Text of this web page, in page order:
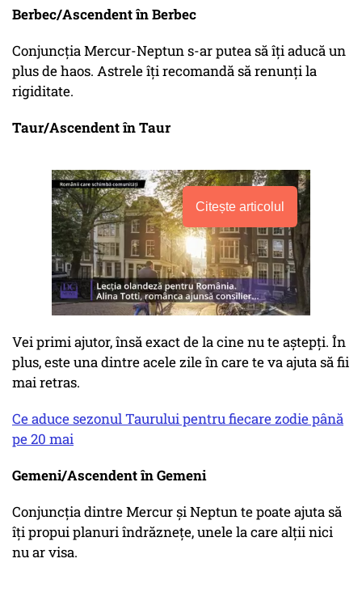
Berbec/Ascendent în Berbec
Conjuncția Mercur-Neptun s-ar putea să îți aducă un
plus de haos. Astrele îți recomandă să renunți la
rigiditate.
Taur/Ascendent în Taur
Citește articolul
Vei primi ajutor, însă exact de la cine nu te aștepți. În
plus, este una dintre acele zile în care te va ajuta să fii
mai retras.
Ce aduce sezonul Taurului pentru fiecare zodie până
pe 20 mai
Gemeni/Ascendent în Gemeni
Conjuncția dintre Mercur și Neptun te poate ajuta să
îți propui planuri îndrăznețe, unele la care alții nici
nu ar visa.